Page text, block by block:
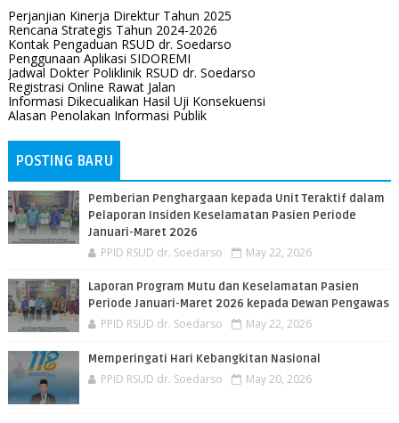
Perjanjian Kinerja Direktur Tahun 2025
Rencana Strategis Tahun 2024-2026
Kontak Pengaduan RSUD dr. Soedarso
Penggunaan Aplikasi SIDOREMI
Jadwal Dokter Poliklinik RSUD dr. Soedarso
Registrasi Online Rawat Jalan
Informasi Dikecualikan Hasil Uji Konsekuensi
Alasan Penolakan Informasi Publik
POSTING BARU
Pemberian Penghargaan kepada Unit Teraktif dalam
Pelaporan Insiden Keselamatan Pasien Periode
Januari-Maret 2026
PPID RSUD dr. Soedarso May 22, 2026
Laporan Program Mutu dan Keselamatan Pasien
Periode Januari-Maret 2026 kepada Dewan Pengawas
PPID RSUD dr. Soedarso May 22, 2026
Memperingati Hari Kebangkitan Nasional
PPID RSUD dr. Soedarso May 20, 2026